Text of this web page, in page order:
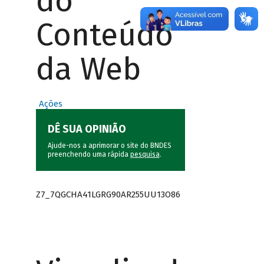
Conteúdo
da Web
Ações
DÊ SUA OPINIÃO
Ajude-nos a aprimorar o site do BNDES
preenchendo uma rápida pesquisa.
Z7_7QGCHA41LGRG90AR255UU13O86